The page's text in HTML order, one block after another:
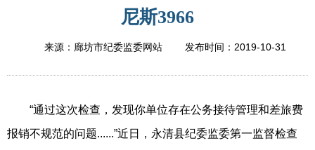
尼斯3966
来源：廊坊市纪委监委网站 发布时间： 2019-10-31
“通过这次检查，发现你单位存在公务接待管理和差旅费
报销不规范的问题......”近日，永清县纪委监委第一监督检查